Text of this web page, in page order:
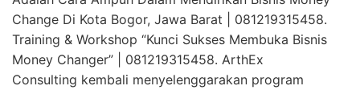
Change Di Kota Bogor, Jawa Barat | 081219315458.
Training & Workshop “Kunci Sukses Membuka Bisnis
Money Changer” | 081219315458. ArthEx
Consulting kembali menyelenggarakan program